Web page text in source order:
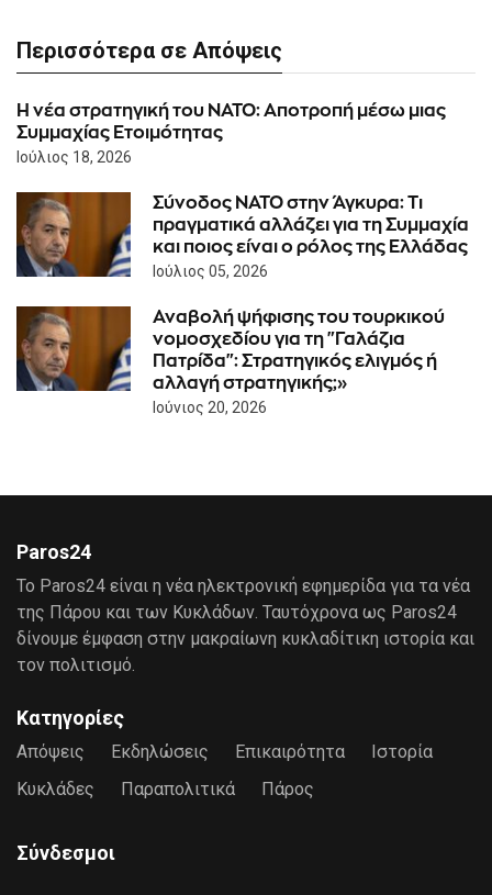
Περισσότερα σε Απόψεις
Η νέα στρατηγική του ΝΑΤΟ: Αποτροπή μέσω μιας
Συμμαχίας Ετοιμότητας
Ιούλιος 18, 2026
Σύνοδος ΝΑΤΟ στην Άγκυρα: Τι
πραγματικά αλλάζει για τη Συμμαχία
και ποιος είναι ο ρόλος της Ελλάδας
Ιούλιος 05, 2026
Αναβολή ψήφισης του τουρκικού
νομοσχεδίου για τη "Γαλάζια
Πατρίδα": Στρατηγικός ελιγμός ή
αλλαγή στρατηγικής;»
Ιούνιος 20, 2026
Paros24
Το Paros24 είναι η νέα ηλεκτρονική εφημερίδα για τα νέα
της Πάρου και των Κυκλάδων. Ταυτόχρονα ως Paros24
δίνουμε έμφαση στην μακραίωνη κυκλαδίτικη ιστορία και
τον πολιτισμό.
Κατηγορίες
Απόψεις Εκδηλώσεις Επικαιρότητα
Ιστορία
Κυκλάδες
Παραπολιτικά Πάρος
Σύνδεσμοι